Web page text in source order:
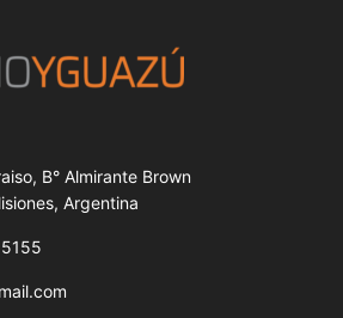
B° Almirante Brown
Argentina